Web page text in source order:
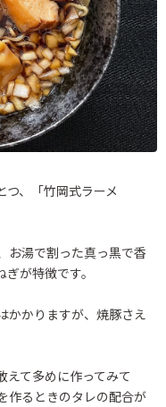
つ、「竹岡式ラーメ
お湯で割った真っ黒で香
が特徴です。
かかりますが、焼豚さえ
えて多めに作ってみて
作るときのタレの配合が